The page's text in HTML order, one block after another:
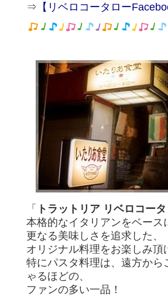
⇒ 【リベロコータロー
「
トラットリア リベロコー
本格的なイタリアンをベース
更なる美味しさを追求した、
オリジナル料理をお楽しみ頂
特にパスタ料理は、遠方か
ゃるほどの、
ファンの多い一品！